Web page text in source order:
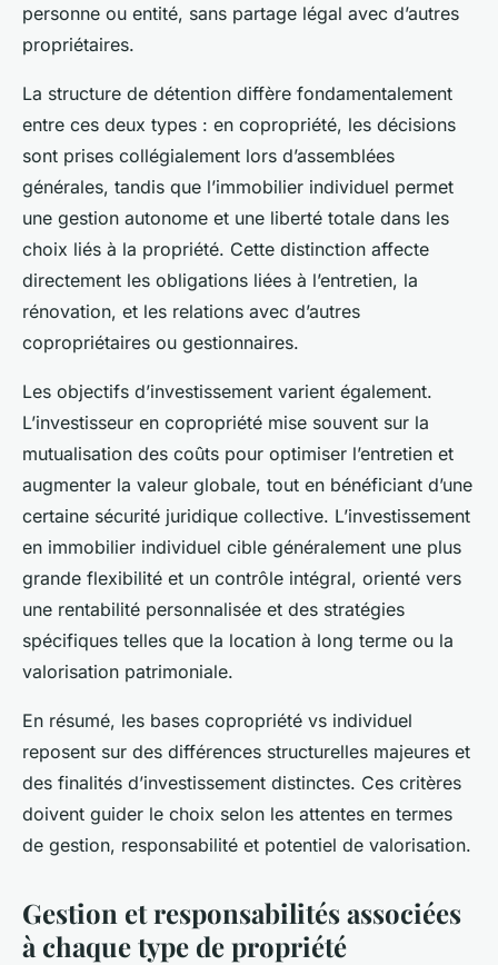
personne ou entité, sans partage légal avec d’autres
propriétaires.
La structure de détention diffère fondamentalement
entre ces deux types : en copropriété, les décisions
sont prises collégialement lors d’assemblées
générales, tandis que l’immobilier individuel permet
une gestion autonome et une liberté totale dans les
choix liés à la propriété. Cette distinction affecte
directement les obligations liées à l’entretien, la
rénovation, et les relations avec d’autres
copropriétaires ou gestionnaires.
Les objectifs d’investissement varient également.
L’investisseur en copropriété mise souvent sur la
mutualisation des coûts pour optimiser l’entretien et
augmenter la valeur globale, tout en bénéficiant d’une
certaine sécurité juridique collective. L’investissement
en immobilier individuel cible généralement une plus
grande flexibilité et un contrôle intégral, orienté vers
une rentabilité personnalisée et des stratégies
spécifiques telles que la location à long terme ou la
valorisation patrimoniale.
En résumé, les bases copropriété vs individuel
reposent sur des différences structurelles majeures et
des finalités d’investissement distinctes. Ces critères
doivent guider le choix selon les attentes en termes
de gestion, responsabilité et potentiel de valorisation.
Gestion et responsabilités associées
à chaque type de propriété